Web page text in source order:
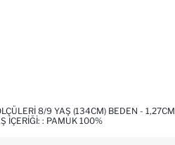
8/9 YAŞ (134CM) BEDEN - 1,27CM
İÇERIĞI: : PAMUK 100%